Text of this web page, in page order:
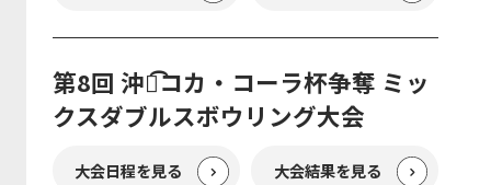
第8回 沖縄͡コカ・コーラ杯争奪 ミッ
クスダブルスボウリング大会
大会日程を見る 大会結果を見る